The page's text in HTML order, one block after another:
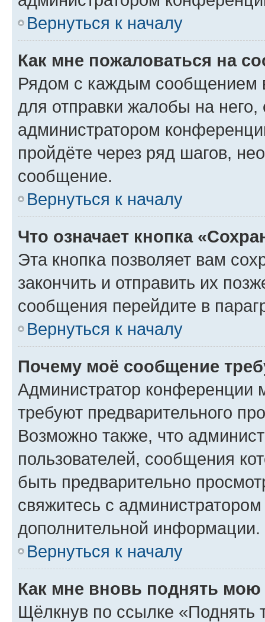
Вернуться к началу
Как мне пожаловаться на
Рядом с каждым сообщением
для отправки жалобы на
администратором
пройдёте через ряд шагов,
сообщение.
Вернуться к началу
Что означает кнопка
Эта кнопка позволяет вам
закончить и отправить их
сообщения перейдите в
Вернуться к началу
Почему моё сообщение
Администратор конференции
требуют предварительного
Возможно также, что
пользователей, сообщения
быть предварительно
свяжитесь с
дополнительной информации.
Вернуться к началу
Как мне вновь поднять мою
Щёлкнув по ссылке «Поднять